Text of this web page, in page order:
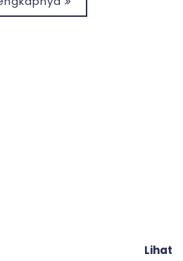
Lihat